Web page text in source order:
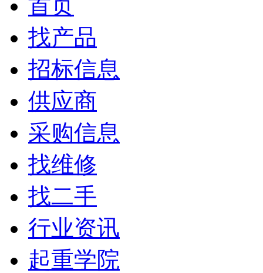
首页
找产品
招标信息
供应商
采购信息
找维修
找二手
行业资讯
起重学院